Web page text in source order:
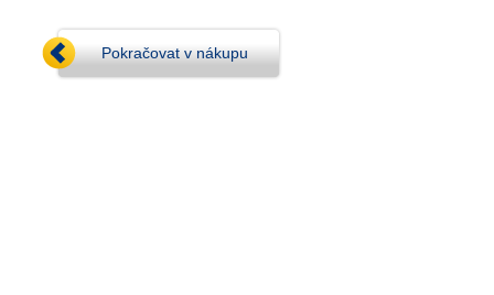
Pokračovat v nákupu